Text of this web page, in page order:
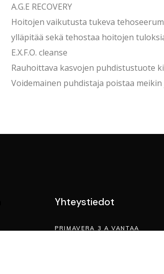
A.G.E RECOVERY
Hoitojen vaikutusta tukeva
ylläpitää sekä tehostaa hoitojen
E.X.F.O. cleanse
Rauhoittava kasvojen puhdistustuote
Voidemainen puhdistaja poistaa
Yhteystiedot
PRIMAVERA 3 A VANTAA